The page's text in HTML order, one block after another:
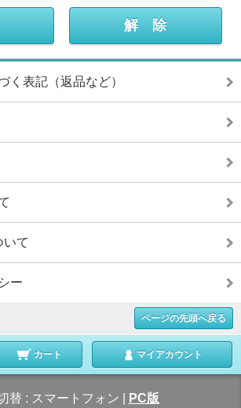
く表記（返品など）
いて
ー
ページの先頭へ戻る
カート マイアカウント
替 : スマートフォン PC版